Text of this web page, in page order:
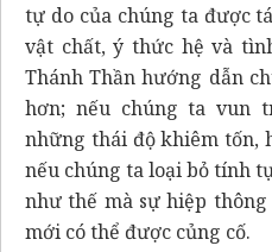
tự do của chúng ta được
vật chất, ý thức hệ và
Thánh Thần hướng dẫn
hơn; nếu chúng ta vun
những thái độ khiêm tốn,
nếu chúng ta loại bỏ tính
như thế mà sự hiệp
mới có thể được củng cố.